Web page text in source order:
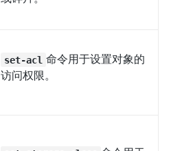
set-acl 命令用于设置对象的
访问权限。